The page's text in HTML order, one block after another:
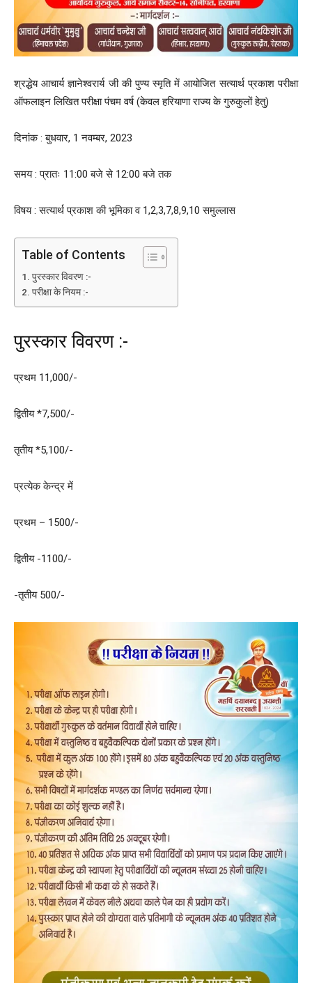
श्रद्धेय आचार्य ज्ञानेश्वरार्य जी की पुण्य स्मृति में आयोजित सत्यार्थ प्रकाश परीक्षा
ऑफलाइन लिखित परीक्षा पंचम वर्ष (केवल हरियाणा राज्य के गुरुकुलों हेतु)
दिनांक : बुधवार, 1 नवम्बर, 2023
समय : प्रातः 11:00 बजे से 12:00 बजे तक
विषय : सत्यार्थ प्रकाश की भूमिका व 1,2,3,7,8,9,10 समुल्लास
Table of Contents
पुरस्कार विवरण :-
परीक्षा के नियम :-
पुरस्कार विवरण :-
प्रथम 11,000/-
द्वितीय *7,500/-
तृतीय *5,100/-
प्रत्येक केन्द्र में
प्रथम – 1500/-
द्वितीय -1100/-
-तृतीय 500/-